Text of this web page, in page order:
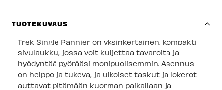
Joensuun myymälä
Imatran myymälä- Tilapäisesti loppu
Jyväskylän myymälä-Saatavilla
Lappeenrannan myymälä-Saatavilla
TUOTEKUVAUS
Trek Single Pannier on yksinkertainen, kompakti
sivulaukku, jossa voit kuljettaa tavaroita ja
hyödyntää pyörääsi monipuolisemmin. Asennus
on helppo ja tukeva, ja ulkoiset taskut ja lokerot
auttavat pitämään kuorman paikallaan ja